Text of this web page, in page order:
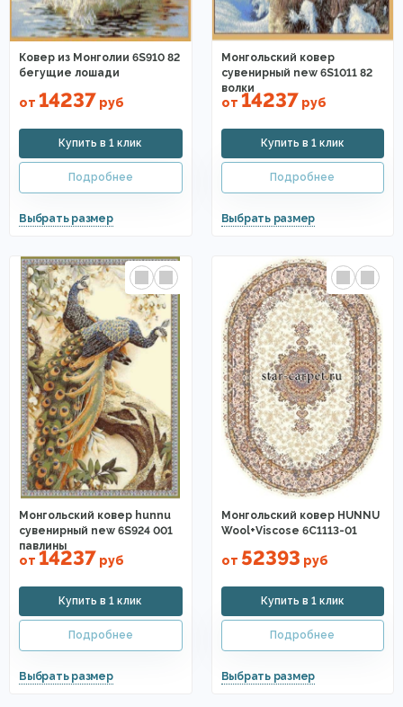
Ковер из Монголии 6S910 82
бегущие лошади
от 14237 руб
Монгольский ковер
сувенирный new 6S1011 82
волки
от 14237 руб
Монгольский ковер hunnu
сувенирный new 6S924 001
павлины
от 14237 руб
Монгольский ковер HUNNU
Wool+Viscose 6C1113-01
от 52393 руб